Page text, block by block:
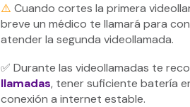
⚠️ ️Cuando cortes la primera
breve un médico te llamará para
atender la segunda videollamada.
✅ Durante las videollamadas te
llamadas, tener suficiente batería
conexión a internet estable.